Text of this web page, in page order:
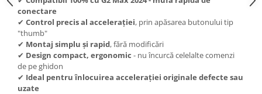
conectare
✔ Control precis al accelerației, prin apăsarea butonului tip
"thumb"
✔ Montaj simplu și rapid, fără modificări
✔ Design compact, ergonomic - nu încurcă celelalte comenzi
de pe ghidon
✔ Ideal pentru înlocuirea accelerației originale defecte sau
uzate